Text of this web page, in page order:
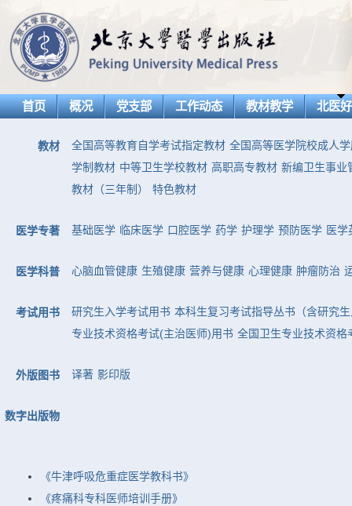
首页 概况 党支部 工作动态 教材教学 北医
教材 全国高等教育自学考试指定教材 全国高等医学院校成人
学制教材 中等卫生学校教材 高职高专教材 新编卫生事业
教材（三年制）
特色教材
医学专著 基础医学 临床医学 口腔医学 药学 护理学 预防医学 医学
医学科普 心脑血管健康 生殖健康 营养与健康 心理健康 肿瘤防治
考试用书 研究生入学考试用书 本科生复习考试指导丛书（含研究
专业技术资格考试(主治医师)用书 全国卫生专业技术资格
外版图书 译著 影印版
数字出版物
《牛津呼吸危重症医学教科书》
《疼痛科专科医师培训手册》